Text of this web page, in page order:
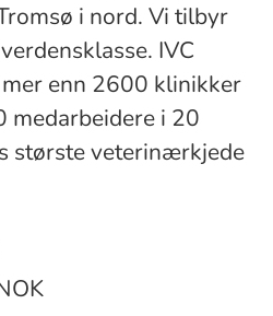
i nord. Vi tilbyr
IVC
enn 2600 klinikker
i 20
største veterinærkjede